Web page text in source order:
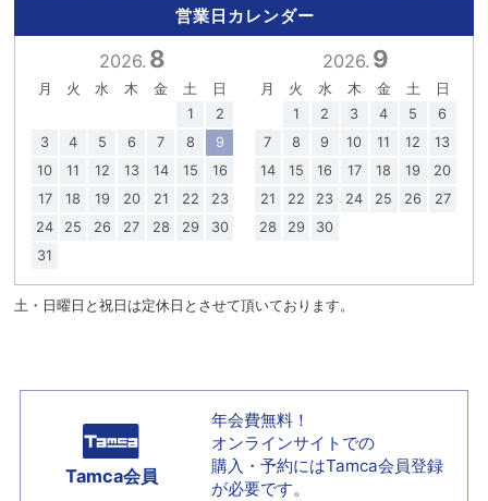
営業日カレンダー
2026. 8
月 火 水 木 金 土
日
1
2
3
4 5 6 7 8
9
10
11 12 13 14 15
16
17
18 19 20 21 22
23
24
25 26 27 28 29
30
31
2026. 9
月 火 水 木 金 土
日
1
2 3 4 5
6
7
8 9 10 11 12
13
14
15 16 17 18 19
20
21
22 23 24 25 26
27
28
29 30
土・日曜日と祝日は定休日とさせて頂いております。
Tamca会員
年会費無料！
オンラインサイトでの
購入・予約にはTamca会員登録
が必要です。